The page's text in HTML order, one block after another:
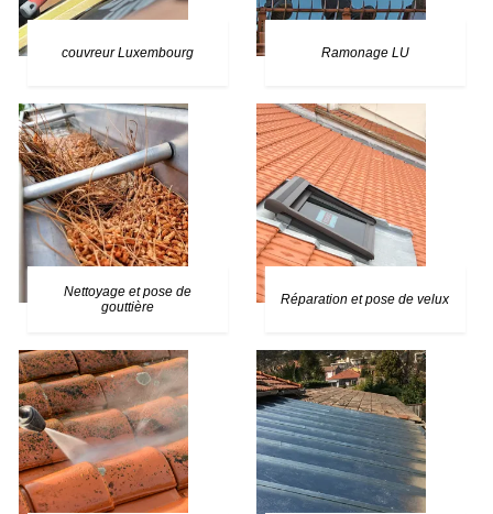
couvreur Luxembourg Ramonage LU
Nettoyage et pose de
gouttière
Réparation et pose de velux